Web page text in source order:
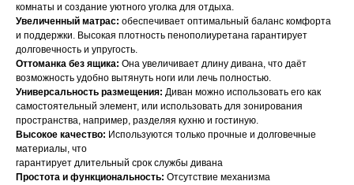
комнаты и создание уютного уголка для отдыха.
Увеличенный матрас: обеспечивает оптимальный баланс комфорта
и поддержки. Высокая плотность пенополиуретана гарантирует
долговечность и упругость.
Оттоманка без ящика: Она увеличивает длину дивана, что даёт
возможность удобно вытянуть ноги или лечь полностью.
Универсальность размещения: Диван можно использовать его как
самостоятельный элемент, или использовать для зонирования
пространства, например, разделяя кухню и гостиную.
Высокое качество: Используются только прочные и долговечные
материалы, что
гарантирует длительный срок службы дивана
Простота и функциональность: Отсутствие механизма